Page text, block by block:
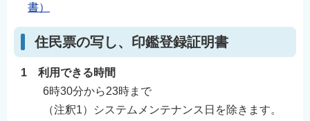
書）
住民票の写し、印鑑登録証明書
1 利用できる時間
6時30分から23時まで
（注釈1）システムメンテナンス日を除きます。